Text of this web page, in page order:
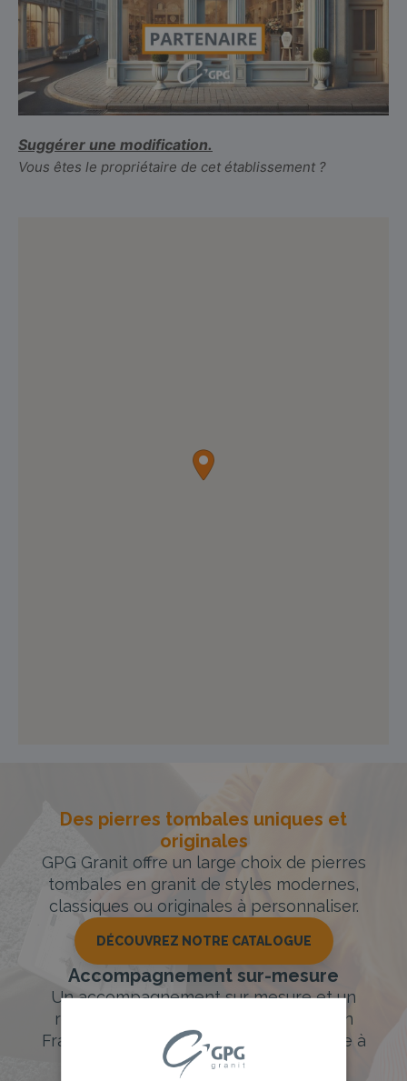
Suggérer une modification.
Vous êtes le propriétaire de cet établissement ?
Des pierres tombales uniques et
originales
GPG Granit offre un large choix de pierres
tombales en granit de styles modernes,
classiques ou originales à personnaliser.
DÉCOUVREZ NOTRE CATALOGUE
Accompagnement sur-mesure
Un accompagnement sur mesure et un
réseau de 1200 partenaires partout en
France. Personnalisation avancée grâce à
notre configurateur 3D en ligne.